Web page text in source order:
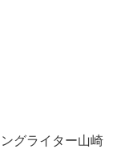
グライター山崎